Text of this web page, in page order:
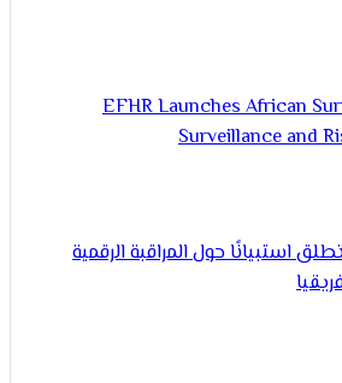
EFHR Launches
حول المراقبة الرقمية